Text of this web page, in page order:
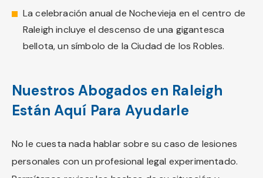
La celebración anual de Nochevieja en el centro de
Raleigh incluye el descenso de una gigantesca
bellota, un símbolo de la Ciudad de los Robles.
Nuestros Abogados en Raleigh
Están Aquí Para Ayudarle
No le cuesta nada hablar sobre su caso de lesiones
personales con un profesional legal experimentado.